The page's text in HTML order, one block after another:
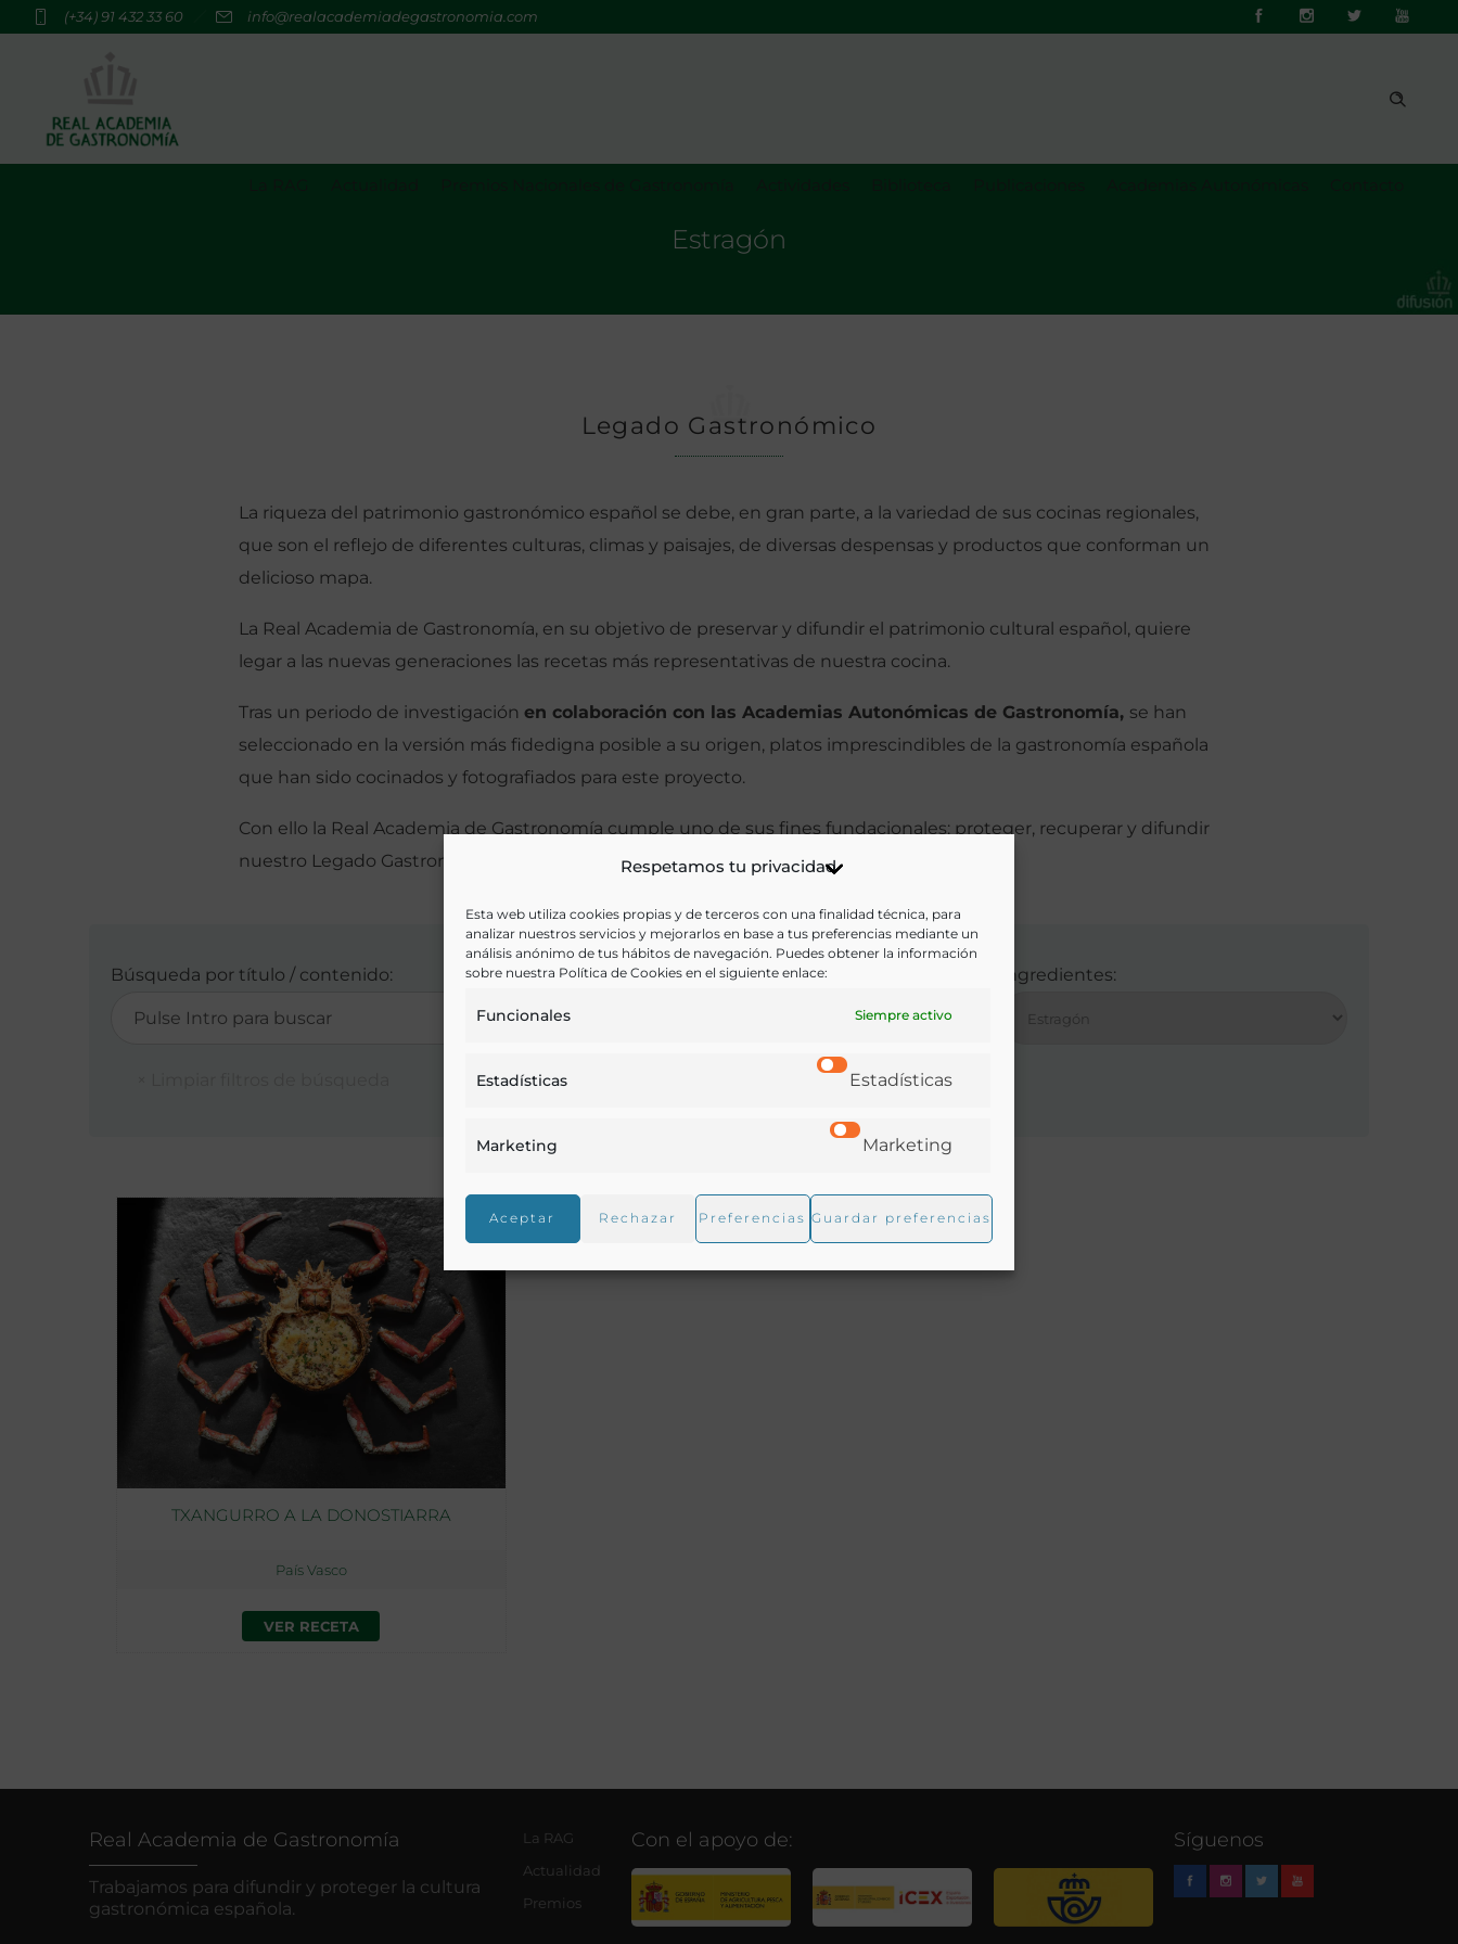
Respetamos tu privacidad
Esta web utiliza cookies propias y de terceros con una finalidad técnica, para
analizar nuestros servicios y mejorarlos en base a tus preferencias mediante un
análisis anónimo de tus hábitos de navegación. Puedes obtener la información
sobre nuestra Política de Cookies en el siguiente enlace:
Funcionales Siempre activo
Estadísticas Estadísticas
Marketing Marketing
Aceptar Rechazar Preferencias Guardar preferencias
(+34) 91 432 33 60 info@realacademiadegastronomia.com
Estragón
Legado Gastronómico
La riqueza del patrimonio gastronómico español se debe, en gran parte, a la variedad de sus cocinas regionales,
que son el reflejo de diferentes culturas, climas y paisajes, de diversas despensas y productos que conforman un
delicioso mapa.
La Real Academia de Gastronomía, en su objetivo de preservar y difundir el patrimonio cultural español, quiere
legar a las nuevas generaciones las recetas más representativas de nuestra cocina.
Tras un periodo de investigación en colaboración con las Academias Autonómicas de Gastronomía, se han
seleccionado en la versión más fidedigna posible a su origen, platos imprescindibles de la gastronomía española
que han sido cocinados y fotografiados para este proyecto.
Con ello la Real Academia de Gastronomía cumple uno de sus fines fundacionales: proteger, recuperar y difundir
nuestro Legado Gastronómico.
Búsqueda por título / contenido: Lugar de origen: Ingredientes:
TXANGURRO A LA DONOSTIARRA
País Vasco
VER RECETA
Real Academia de Gastronomía
Trabajamos para difundir y proteger la cultura
gastronómica española.
La RAG
Actualidad
Premios
Con el apoyo de: Síguenos